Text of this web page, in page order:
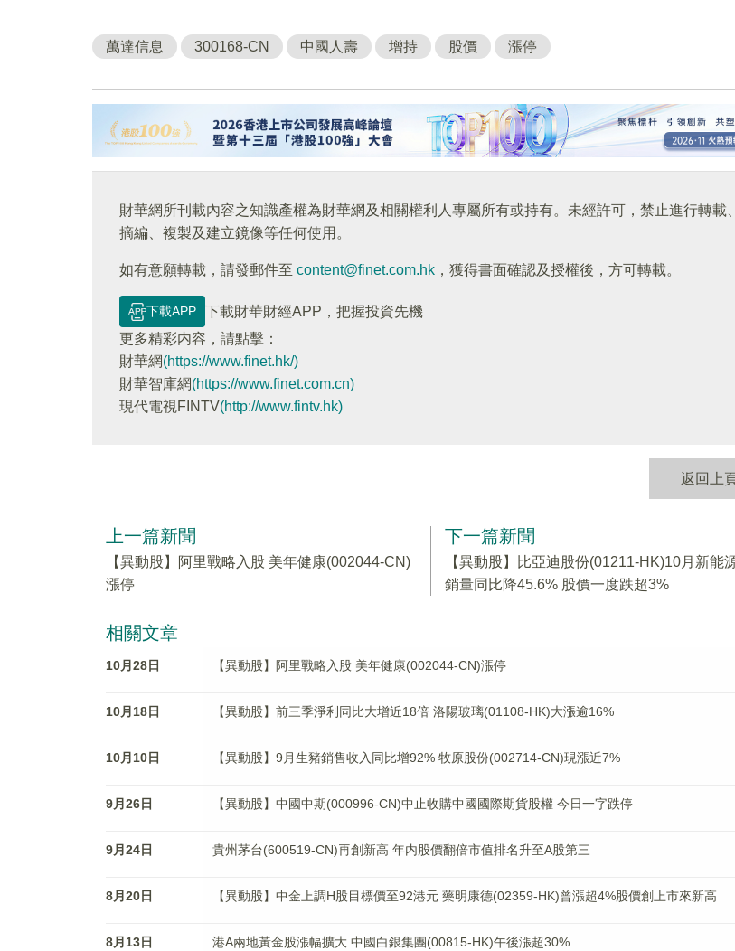
萬達信息 300168-CN 中國人壽 增持 股價 漲停
財華網所刊載內容之知識產權為財華網及相關權利人專屬所有或持有。未經許可，禁止進行轉載、
摘編、複製及建立鏡像等任何使用。
如有意願轉載，請發郵件至 content@finet.com.hk ，獲得書面確認及授權後，方可轉載。
下載APP
下載財華財經APP，把握投資先機
更多精彩内容，請點擊：
財華網(https://www.finet.hk/)
財華智庫網(https://www.finet.com.cn)
現代電視FINTV(http://www.fintv.hk)
返回上
上一篇新聞
【異動股】阿里戰略入股 美年健康(002044-CN)
漲停
下一篇新聞
【異動股】比亞迪股份(01211-HK)10月新能
銷量同比降45.6% 股價一度跌超3%
相關文章
10月28日 【異動股】阿里戰略入股 美年健康(002044-CN)漲停
10月18日 【異動股】前三季淨利同比大增近18倍 洛陽玻璃(01108-HK)大漲逾16%
10月10日 【異動股】9月生豬銷售收入同比增92% 牧原股份(002714-CN)現漲近7%
9月26日 【異動股】中國中期(000996-CN)中止收購中國國際期貨股權 今日一字跌停
9月24日 貴州茅台(600519-CN)再創新高 年内股價翻倍市值排名升至A股第三
8月20日 【異動股】中金上調H股目標價至92港元 藥明康德(02359-HK)曾漲超4%股價創上市來新高
8月13日 港A兩地黃金股漲幅擴大 中國白銀集團(00815-HK)午後漲超30%